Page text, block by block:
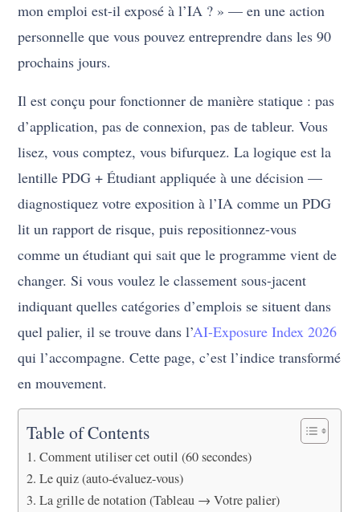
mon emploi est-il exposé à l’IA ? » — en une action
personnelle que vous pouvez entreprendre dans les 90
prochains jours.
Il est conçu pour fonctionner de manière statique : pas
d’application, pas de connexion, pas de tableur. Vous
lisez, vous comptez, vous bifurquez. La logique est la
lentille PDG + Étudiant appliquée à une décision —
diagnostiquez votre exposition à l’IA comme un PDG
lit un rapport de risque, puis repositionnez-vous
comme un étudiant qui sait que le programme vient de
changer. Si vous voulez le classement sous-jacent
indiquant quelles catégories d’emplois se situent dans
quel palier, il se trouve dans l’AI-Exposure Index 2026
qui l’accompagne. Cette page, c’est l’indice transformé
en mouvement.
Table of Contents
Comment utiliser cet outil (60 secondes)
Le quiz (auto-évaluez-vous)
La grille de notation (Tableau → Votre palier)